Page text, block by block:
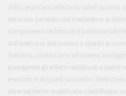
2002, esplicano efficacia, salvo quanto
secondo periodo, del medesimo
componenti reddituali e patrimoniali
dall'esercizio successivo a quello in
Tuttavia, continuano ad essere
previgente gli effetti reddituali e
esercizio e di quelli successivi delle
diversamente qualificate, classificate,